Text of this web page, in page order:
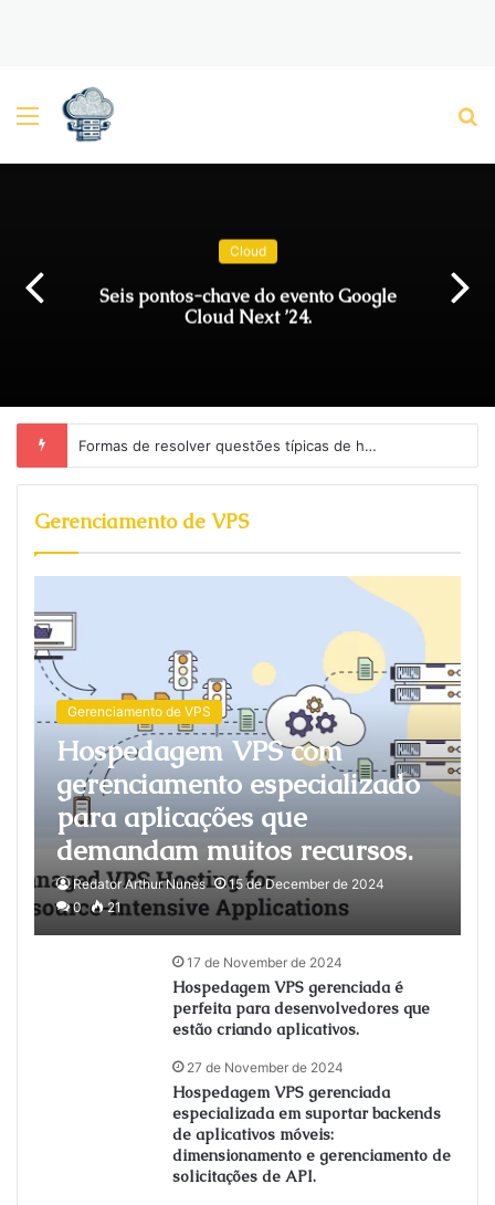
Menu
Cloud
Seis pontos-chave do evento Google
Cloud Next ’24.
Formas de resolver questões típicas de hospedagem do OpenCart.
Gerenciamento de VPS
Gerenciamento de VPS
Hospedagem VPS com
gerenciamento especializado
para aplicações que
demandam muitos recursos.
Redator Arthur Nunes
15 de December de 2024
0
21
17 de November de 2024
Hospedagem VPS gerenciada é
perfeita para desenvolvedores que
estão criando aplicativos.
27 de November de 2024
Hospedagem VPS gerenciada
especializada em suportar backends
de aplicativos móveis:
dimensionamento e gerenciamento de
solicitações de API.